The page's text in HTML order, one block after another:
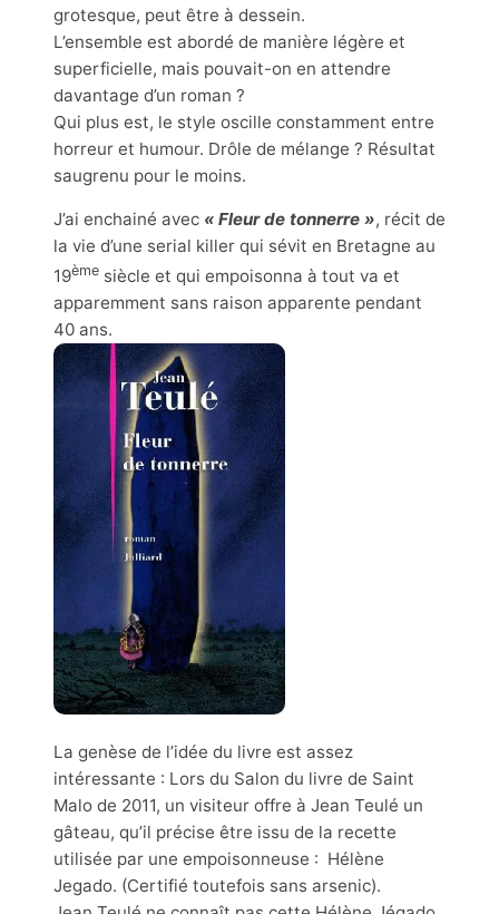
grotesque, peut être à dessein.
L’ensemble est abordé de manière légère et
superficielle, mais pouvait-on en attendre
davantage d’un roman ?
Qui plus est, le style oscille constamment entre
horreur et humour. Drôle de mélange ? Résultat
saugrenu pour le moins.
J’ai enchainé avec « Fleur de tonnerre », récit de
la vie d’une serial killer qui sévit en Bretagne au
19ème siècle et qui empoisonna à tout va et
apparemment sans raison apparente pendant
40 ans.
La genèse de l’idée du livre est assez
intéressante : Lors du Salon du livre de Saint
Malo de 2011, un visiteur offre à Jean Teulé un
gâteau, qu’il précise être issu de la recette
utilisée par une empoisonneuse : Hélène
Jegado. (Certifié toutefois sans arsenic).